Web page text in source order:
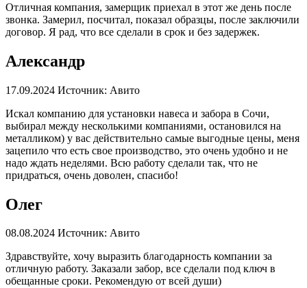
Отличная компания, замерщик приехал в этот же день после
звонка. Замерил, посчитал, показал образцы, после заключили
договор. Я рад, что все сделали в срок и без задержек.
Александр
17.09.2024 Источник: Авито
Искал компанию для установки навеса и забора в Сочи,
выбирал между несколькими компаниями, остановился на
металликом) у вас действительно самые выгодные цены, меня
зацепило что есть свое производство, это очень удобно и не
надо ждать неделями. Всю работу сделали так, что не
придраться, очень доволен, спасибо!
Олег
08.08.2024 Источник: Авито
Здравствуйте, хочу выразить благодарность компании за
отличную работу. Заказали забор, все сделали под ключ в
обещанные сроки. Рекомендую от всей души)